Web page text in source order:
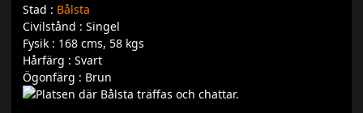
Stad : Bålsta
Civilstånd : Singel
Fysik : 168 cms, 58 kgs
Hårfärg : Svart
Ögonfärg : Brun